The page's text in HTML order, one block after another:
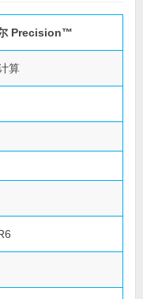
Precision™
算